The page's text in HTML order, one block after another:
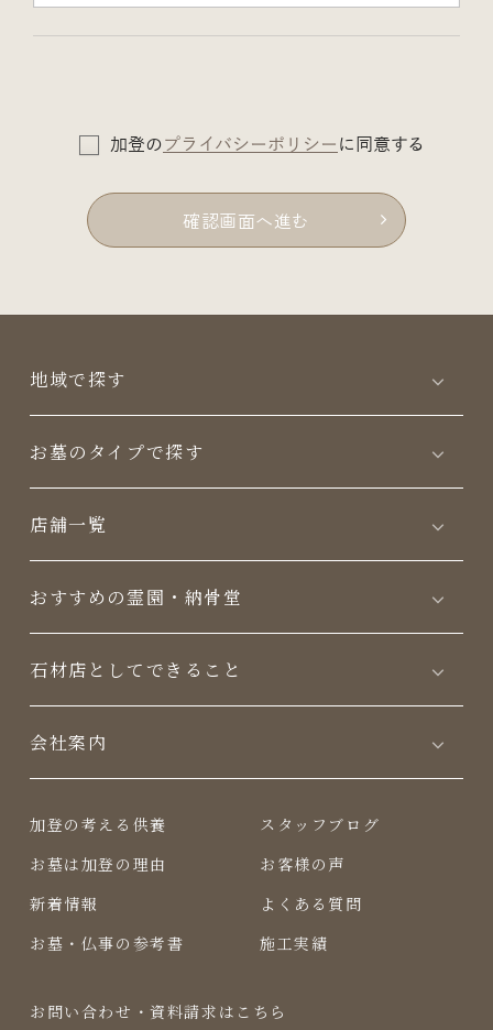
加登のプライバシーポリシー に同意する
確認画面へ進む
地域で探す
お墓のタイプで探す
店舗一覧
おすすめの霊園・納骨堂
⽯材店としてできること
会社案内
加登の考える供養
お墓は加登の理由
新着情報
お墓・仏事の参考書
スタッフブログ
お客様の声
よくある質問
施工実績
お問い合わせ・資料請求はこちら